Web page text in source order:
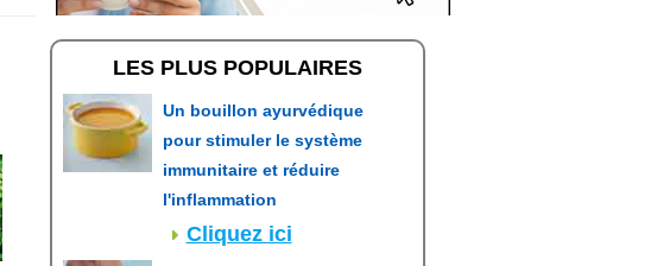
LES PLUS POPULAIRES
Un bouillon ayurvédique
pour stimuler le système
immunitaire et réduire
l'inflammation
Cliquez ici